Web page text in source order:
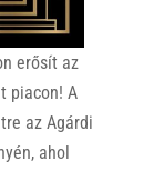
erősít az
piacon! A
az Agárdi
ahol